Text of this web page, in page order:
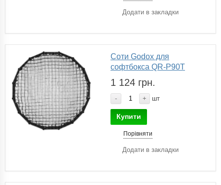
Додати в закладки
Соти Godox для
софтбокса QR-P90T
1 124 грн.
- + шт
Купити
Порівняти
Додати в закладки